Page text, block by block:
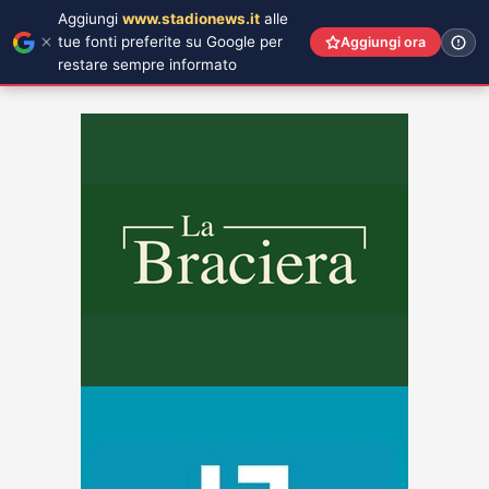
Aggiungi www.stadionews.it alle
tue fonti preferite su Google per
restare sempre informato
Aggiungi ora